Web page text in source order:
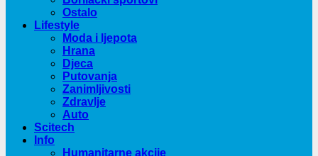
Ostalo
Lifestyle
Moda i ljepota
Hrana
Djeca
Putovanja
Zanimljivosti
Zdravlje
Auto
Scitech
Info
Humanitarne akcije